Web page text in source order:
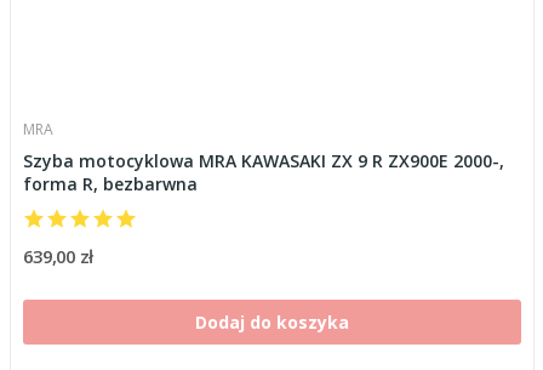
MRA
Szyba motocyklowa MRA KAWASAKI ZX 9 R ZX900E 2000-,
forma R, bezbarwna
639,00 zł
Dodaj do koszyka